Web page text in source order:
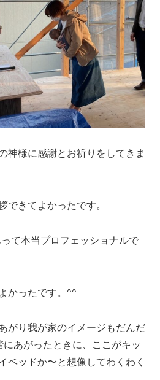
神様に感謝とお祈りをしてきま
できてよかったです。
て本当プロフェッショナルで
かったです。^^
がり我が家のイメージもだんだ
あがったときに、ここがキッ
ベッドか〜と想像してわくわく